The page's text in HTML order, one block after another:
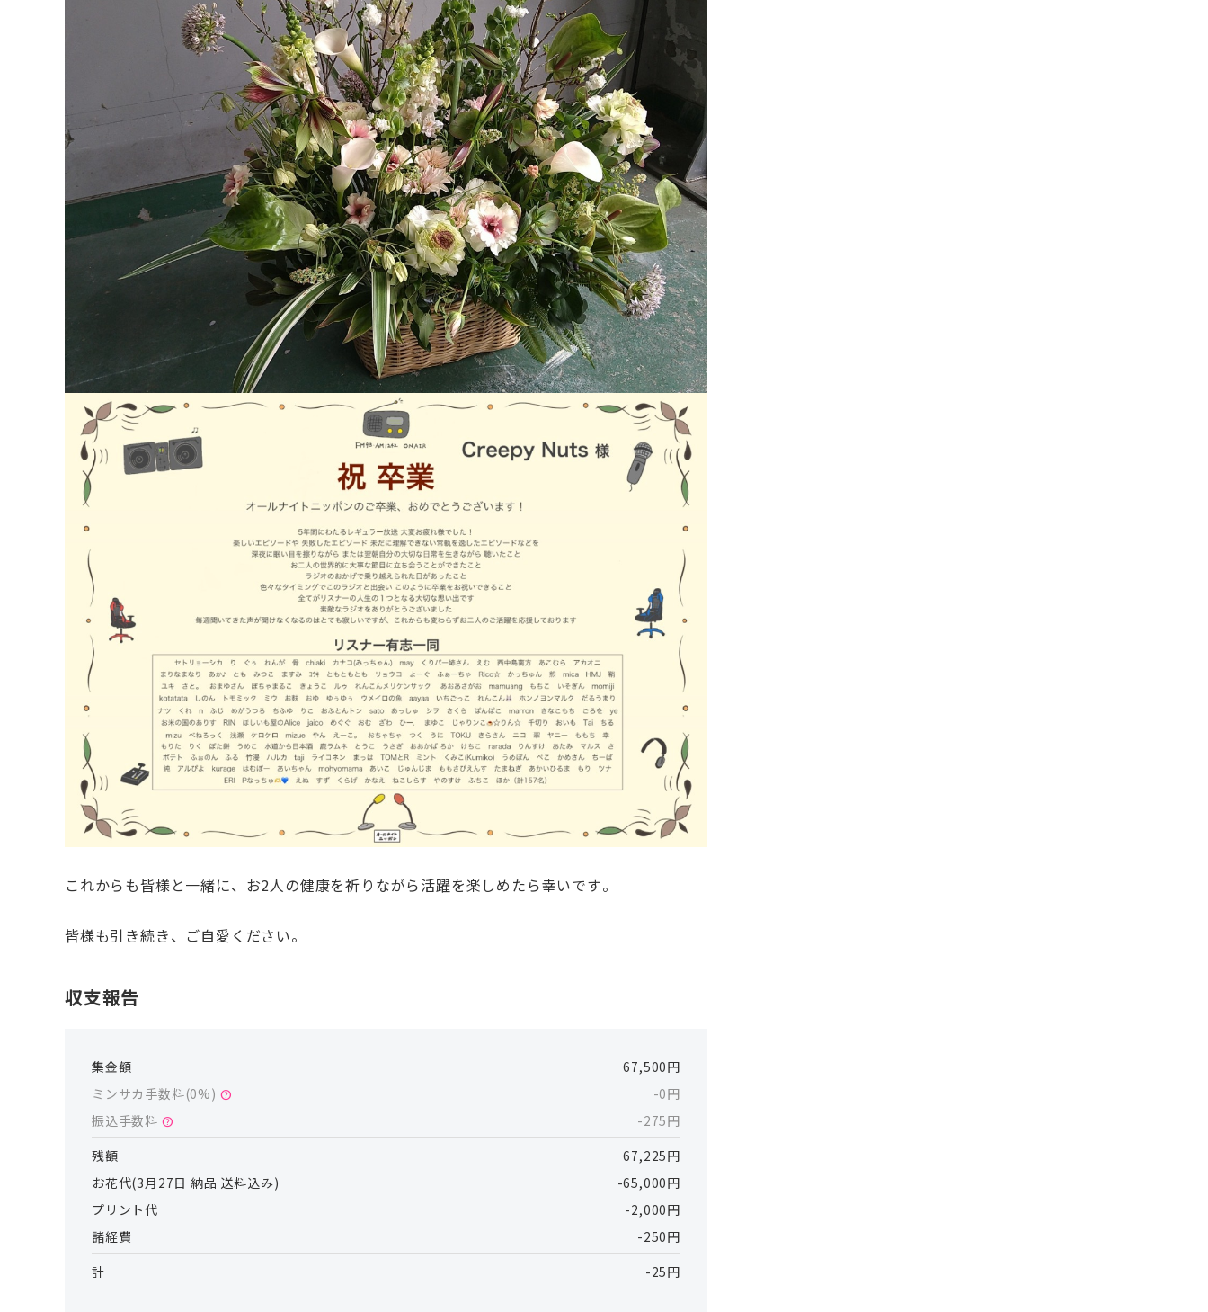
これからも皆様と一緒に、お2人の健康を祈りながら活躍を楽しめたら幸いです。
皆様も引き続き、ご自愛ください。
収支報告
集金額
67,500円
ミンサカ手数料(0%) help
-0円
振込手数料 help
-275円
残額
67,225円
お花代(3月27日 納品 送料込み)
-65,000円
プリント代
-2,000円
諸経費
-250円
計
-25円